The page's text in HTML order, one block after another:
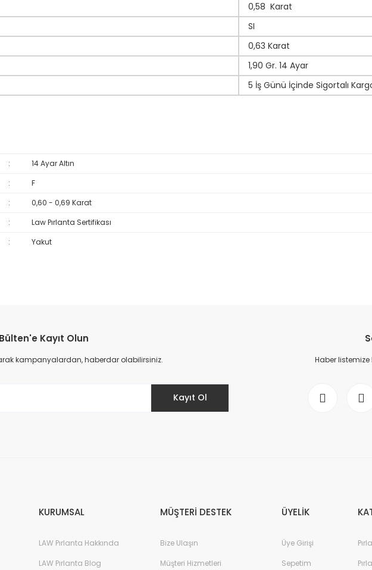
0,58 Karat
SI
0,63 Karat
1,90 Gr. 14 Ayar
5 İş Günü İçinde Sigortalı
:
14 Ayar Altın
:
F
:
0,60 - 0,69 Karat
:
Law Pırlanta Sertifikası
: Yakut
Kayıt Olun
kampanyalardan, haberdar olabilirsiniz.
Kayıt Ol
Haber
KURUMSAL
LAW Pırlanta Hakkında
LAW Pırlanta Blog
MÜŞTERİ DESTEK
Bize Ulaşın
Müşteri Hizmetleri
ÜYELİK
Üye Girişi
Sepetim